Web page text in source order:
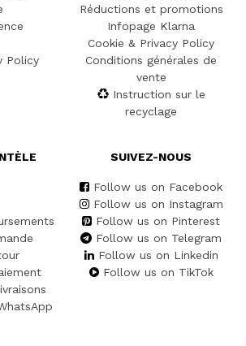
Policy
Réductions et promotions
Infopage Klarna
Cookie & Privacy Policy
Conditions générales de
vente
Instruction sur le
recyclage
SUIVEZ-NOUS
Follow us on Facebook
Follow us on Instagram
Follow us on Pinterest
Follow us on Telegram
Follow us on Linkedin
Follow us on TikTok